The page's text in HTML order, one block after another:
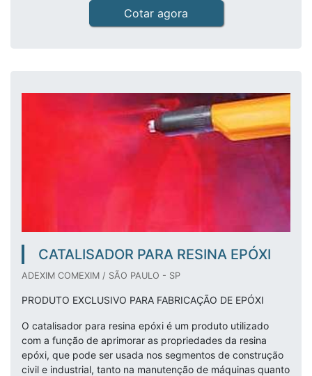
Cotar agora
CATALISADOR PARA RESINA EPÓXI
ADEXIM COMEXIM / SÃO PAULO - SP
PRODUTO EXCLUSIVO PARA FABRICAÇÃO DE EPÓXI
O catalisador para resina epóxi é um produto utilizado
com a função de aprimorar as propriedades da resina
epóxi, que pode ser usada nos segmentos de construção
civil e industrial, tanto na manutenção de máquinas quanto